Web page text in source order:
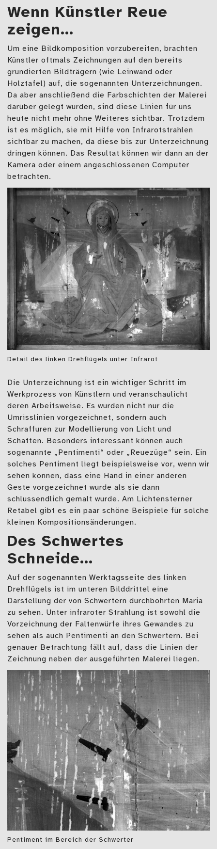
Wenn Künstler Reue
zeigen…
Um eine Bildkomposition vorzubereiten, brachten
Künstler oftmals Zeichnungen auf den bereits
grundierten Bildträgern (wie Leinwand oder
Holztafel) auf, die sogenannten Unterzeichnungen.
Da aber anschließend die Farbschichten der Malerei
darüber gelegt wurden, sind diese Linien für uns
heute nicht mehr ohne Weiteres sichtbar. Trotzdem
ist es möglich, sie mit Hilfe von Infrarotstrahlen
sichtbar zu machen, da diese bis zur Unterzeichnung
dringen können. Das Resultat können wir dann an der
Kamera oder einem angeschlossenen Computer
betrachten.
Detail des linken Drehflügels unter Infrarot
Die Unterzeichnung ist ein wichtiger Schritt im
Werkprozess von Künstlern und veranschaulicht
deren Arbeitsweise. Es wurden nicht nur die
Umrisslinien vorgezeichnet, sondern auch
Schraffuren zur Modellierung von Licht und
Schatten. Besonders interessant können auch
sogenannte „Pentimenti“ oder „Reuezüge“ sein. Ein
solches Pentiment liegt beispielsweise vor, wenn wir
sehen können, dass eine Hand in einer anderen
Geste vorgezeichnet wurde als sie dann
schlussendlich gemalt wurde. Am Lichtensterner
Retabel gibt es ein paar schöne Beispiele für solche
kleinen Kompositionsänderungen.
Des Schwertes
Schneide…
Auf der sogenannten Werktagsseite des linken
Drehflügels ist im unteren Bilddrittel eine
Darstellung der von Schwertern durchbohrten Maria
zu sehen. Unter infraroter Strahlung ist sowohl die
Vorzeichnung der Faltenwürfe ihres Gewandes zu
sehen als auch Pentimenti an den Schwertern. Bei
genauer Betrachtung fällt auf, dass die Linien der
Zeichnung neben der ausgeführten Malerei liegen.
Pentiment im Bereich der Schwerter